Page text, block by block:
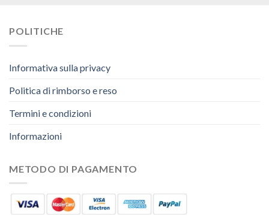
POLITICHE
Informativa sulla privacy
Politica di rimborso e reso
Termini e condizioni
Informazioni
METODO DI PAGAMENTO